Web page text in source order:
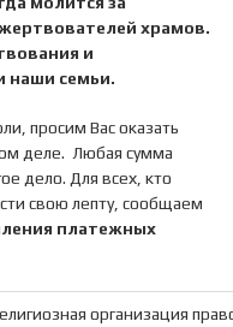
храмов.
и
наши семьи.
просим Вас оказать
деле. Любая сумма
дело. Для всех, кто
свою лепту, сообщаем
платежных
организация